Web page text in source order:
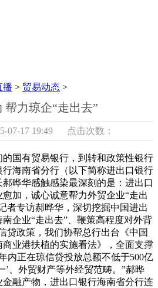
播 > 贸易动态 >
帮力琼企“走出去”
07-17 19:49 点击次数：
国有贸易银行，到转和政策性银行
海南省分行（以下简称进出口银行
晔华感触感染最深刻的是：进出口
加，诚心诚意帮力外贸企业“走出
者专访郝晔华，深切挖掘中国进出
企业“走出去”、鞭策高程度对外背
贷政策，我们协帮总行出台《中国
业港扶植的实施看法》，全面支撑
内正在琼信贷投放总额不低于500亿
’、外贸财产等外经贸范畴。”郝晔
融产物，进出口银行海南省分行连